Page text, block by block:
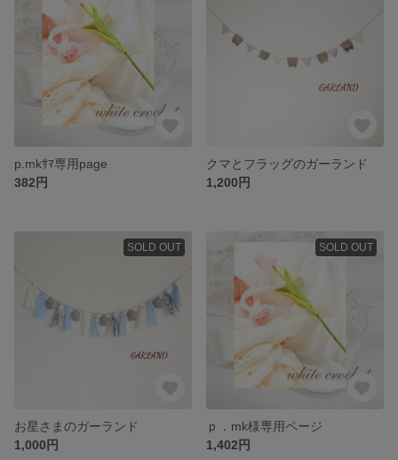
p.mkｻﾏ専用page
382円
クマとフラッグのガーランド
1,200円
SOLD OUT
お星さまのガーランド
1,000円
SOLD OUT
ｐ．mk様専用ページ
1,402円